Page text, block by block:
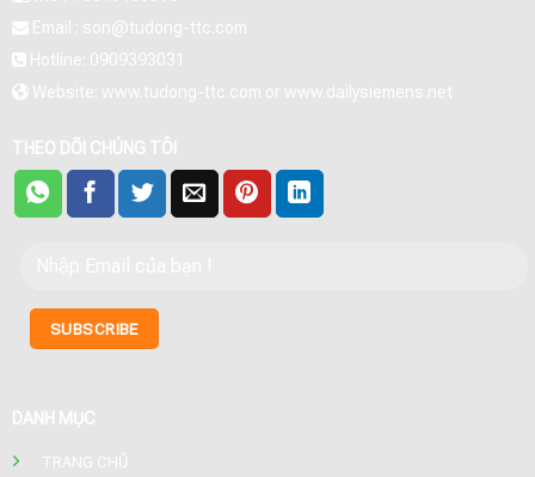
Email : son@tudong-ttc.com
Hotline: 0909393031
Website: www.tudong-ttc.com or www.dailysiemens.net
THEO DÕI CHÚNG TÔI
DANH MỤC
TRANG CHỦ